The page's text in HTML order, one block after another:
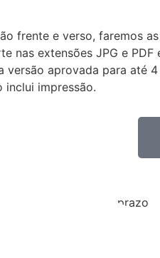
frente e verso, faremos
nas extensões JPG e PDF
versão aprovada para até
inclui impressão.
Entregues no prazo